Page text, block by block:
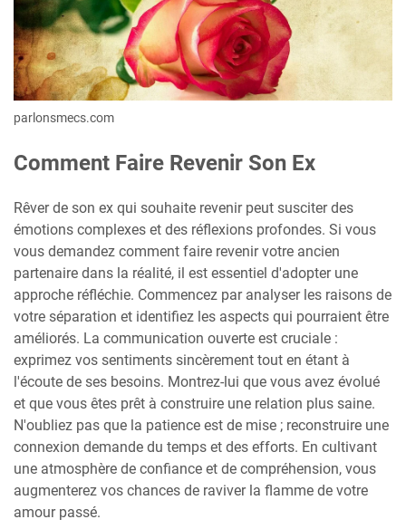
parlonsmecs.com
Comment Faire Revenir Son Ex
Rêver de son ex qui souhaite revenir peut susciter des
émotions complexes et des réflexions profondes. Si vous
vous demandez comment faire revenir votre ancien
partenaire dans la réalité, il est essentiel d'adopter une
approche réfléchie. Commencez par analyser les raisons de
votre séparation et identifiez les aspects qui pourraient être
améliorés. La communication ouverte est cruciale :
exprimez vos sentiments sincèrement tout en étant à
l'écoute de ses besoins. Montrez-lui que vous avez évolué
et que vous êtes prêt à construire une relation plus saine.
N'oubliez pas que la patience est de mise ; reconstruire une
connexion demande du temps et des efforts. En cultivant
une atmosphère de confiance et de compréhension, vous
augmenterez vos chances de raviver la flamme de votre
amour passé.